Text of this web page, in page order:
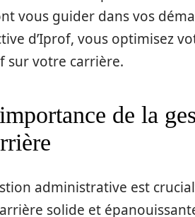
vous guider dans vos
d’Iprof, vous optimisez
sur votre carrière.
de la
administrative est
solide et